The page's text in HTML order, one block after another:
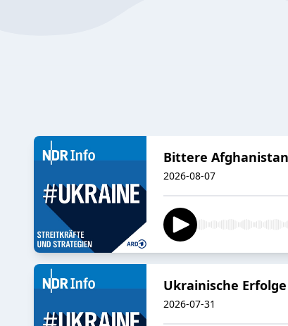
Bittere
2026-08-07
Ukrainische
2026-07-31